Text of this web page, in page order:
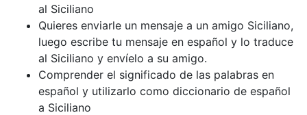
al Siciliano
Quieres enviarle un mensaje a un amigo Siciliano,
luego escribe tu mensaje en español y lo traduce
al Siciliano y envíelo a su amigo.
Comprender el significado de las palabras en
español y utilizarlo como diccionario de español
a Siciliano